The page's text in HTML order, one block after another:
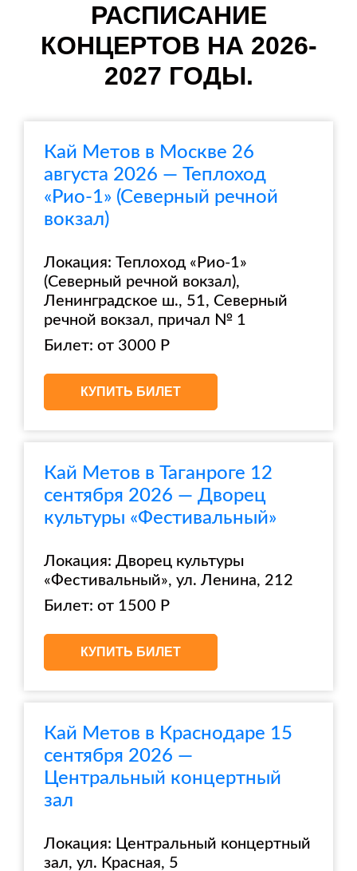
РАСПИСАНИЕ
КОНЦЕРТОВ НА 2026-
2027 ГОДЫ.
Кай Метов в Москве 26
августа 2026 — Теплоход
«Рио-1» (Северный речной
вокзал)
Локация: Теплоход «Рио-1»
(Северный речной вокзал),
Ленинградское ш., 51, Северный
речной вокзал, причал № 1
Билет: от 3000 Р
КУПИТЬ БИЛЕТ
Кай Метов в Таганроге 12
сентября 2026 — Дворец
культуры «Фестивальный»
Локация: Дворец культуры
«Фестивальный», ул. Ленина, 212
Билет: от 1500 Р
КУПИТЬ БИЛЕТ
Кай Метов в Краснодаре 15
сентября 2026 —
Центральный концертный
зал
Локация: Центральный концертный
зал, ул. Красная, 5